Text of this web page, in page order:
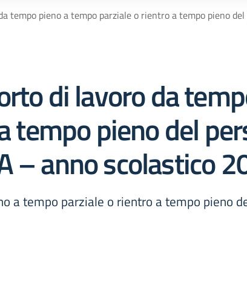
tempo pieno a tempo parziale o rientro a tempo pieno
di lavoro da
tempo pieno del
– anno scolastico
a tempo parziale o rientro a tempo pieno